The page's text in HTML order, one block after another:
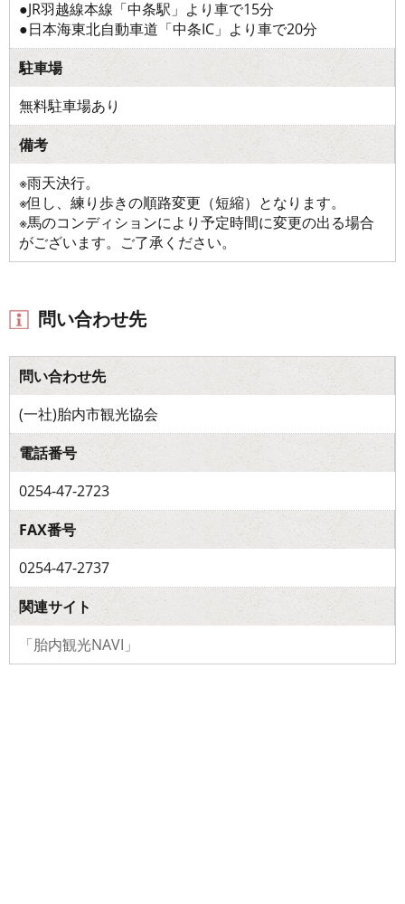
●JR羽越線本線「中条駅」より車で15分
●日本海東北自動車道「中条IC」より車で20分
駐車場
無料駐車場あり
備考
※雨天決行。
※但し、練り歩きの順路変更（短縮）となります。
※馬のコンディションにより予定時間に変更の出る場合
がございます。ご了承ください。
問い合わせ先
問い合わせ先
(一社)胎内市観光協会
電話番号
0254-47-2723
FAX番号
0254-47-2737
関連サイト
「胎内観光NAVI」